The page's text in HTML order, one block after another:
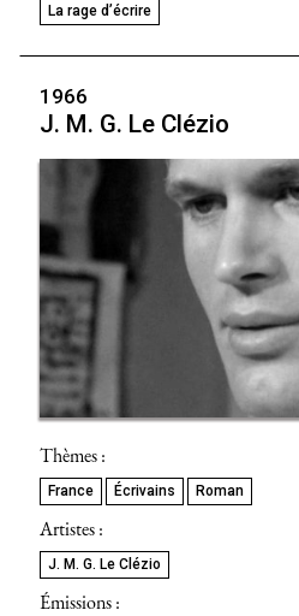
La rage d’écrire
1966
J. M. G. Le Clézio
Thèmes :
France Écrivains Roman
Artistes :
J. M. G. Le Clézio
Émissions :